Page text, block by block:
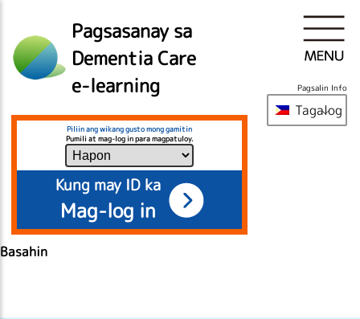
Pagsasanay sa
Dementia Care
e-learning
Piliin ang wikang gusto mong gamitin
Pumili at mag-log in para magpatuloy.
Kung may ID ka
Mag-log in
Basahin
Pagsalin Info
Tagalog